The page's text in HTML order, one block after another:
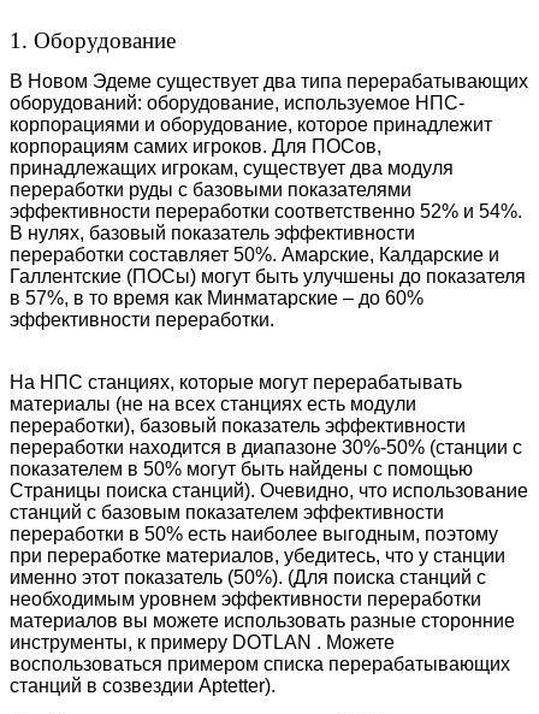
1. Оборудование
В Новом Эдеме существует два типа перерабатывающих
оборудований: оборудование, используемое НПС-
корпорациями и оборудование, которое принадлежит
корпорациям самих игроков. Для ПОСов,
принадлежащих игрокам, существует два модуля
переработки руды с базовыми показателями
эффективности переработки соответственно 52% и 54%.
В нулях, базовый показатель эффективности
переработки составляет 50%. Амарские, Калдарские и
Галлентские (ПОСы) могут быть улучшены до показателя
в 57%, в то время как Минматарские – до 60%
эффективности переработки.
На НПС станциях, которые могут перерабатывать
материалы (не на всех станциях есть модули
переработки), базовый показатель эффективности
переработки находится в диапазоне 30%-50% (станции с
показателем в 50% могут быть найдены с помощью
Страницы поиска станций). Очевидно, что использование
станций с базовым показателем эффективности
переработки в 50% есть наиболее выгодным, поэтому
при переработке материалов, убедитесь, что у станции
именно этот показатель (50%). (Для поиска станций с
необходимым уровнем эффективности переработки
материалов вы можете использовать разные сторонние
инструменты, к примеру DOTLAN . Можете
воспользоваться примером списка перерабатывающих
станций в созвездии Aptetter).